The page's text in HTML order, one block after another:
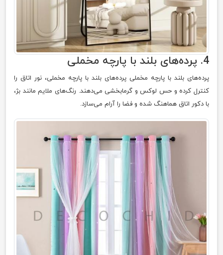
4. پرده‌های بلند با پارچه مخملی
پرده‌های بلند با پارچه مخملی پرده‌های بلند با پارچه مخملی، نور اتاق را
کنترل کرده و حس لوکس و گرمابخشی می‌دهند. رنگ‌های ملایم مانند بژ،
با دکور اتاق هماهنگ شده و فضا را آرام می‌سازد.